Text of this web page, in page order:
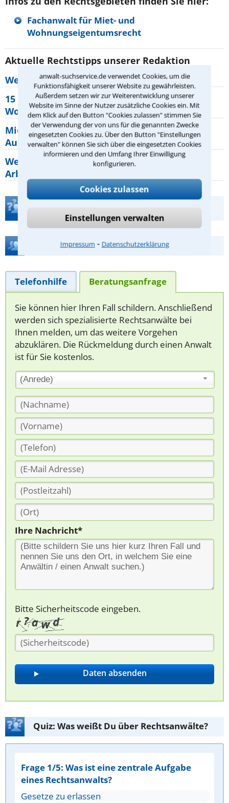
anwalt-suchservice.de verwendet Cookies, um die
Funktionsfähigkeit unserer Website zu gewährleisten.
Außerdem setzen wir zur Weiterentwicklung unserer
Website im Sinne der Nutzer zusätzliche Cookies ein. Mit
dem Klick auf den Button "Cookies zulassen" stimmen Sie
der Verwendung der von uns für die genannten Zwecke
eingesetzten Cookies zu. Über den Button "Einstellungen
verwalten" können Sie sich über die eingesetzten Cookies
informieren und den Umfang Ihrer Einwilligung
konfigurieren.
Cookies zulassen
Einstellungen verwalten
Impressum ⁃ Datenschutzerklärung
Fachanwalt für Miet- und
Wohnungseigentumsrecht
Aktuelle Rechtstipps unserer Redaktion
Wer muss Zweitwohnungssteuer zahlen?
15 elementare Rechte, die jeder
Wohnungseigentümer kennen sollte
Mietpreisbremse 2026: Alle Regeln,
Ausnahmen und Rechte für Mieter
Welche Regeln für Teilnahme, Urlaub,
Arbeitszeit gelten beim
Teste Dein Rechtswissen
Hilfe bei Ihrer Anwaltsuche?
Telefonhilfe Beratungsanfrage
Sie können hier Ihren Fall schildern. Anschließend
werden sich spezialisierte Rechtsanwälte bei
Ihnen melden, um das weitere Vorgehen
abzuklären. Die Rückmeldung durch einen Anwalt
ist für Sie kostenlos.
(Anrede)
Ihre Nachricht*
Bitte Sicherheitscode eingeben.
Quiz: Was weißt Du über Rechtsanwälte?
Frage 1/5: Was ist eine zentrale Aufgabe
eines Rechtsanwalts?
Gesetze zu erlassen